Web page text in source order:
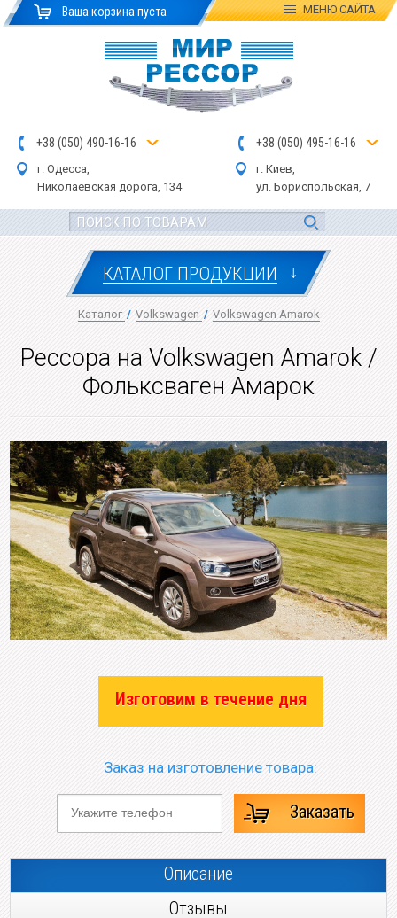
Ваша корзина пуста МЕНЮСАЙТА
+38 (050) 490-16-16
г. Одесса,
Николаевская дорога, 134
+38 (050) 495-16-16
г. Киев,
ул. Бориспольская, 7
КАТАЛОГ ПРОДУКЦИИ ↓
Каталог / Volkswagen / Volkswagen Amarok
Рессора на Volkswagen Amarok /
Фольксваген Амарок
Изготовим в течение дня
Заказ на изготовление товара:
Заказать
Описание
Отзывы